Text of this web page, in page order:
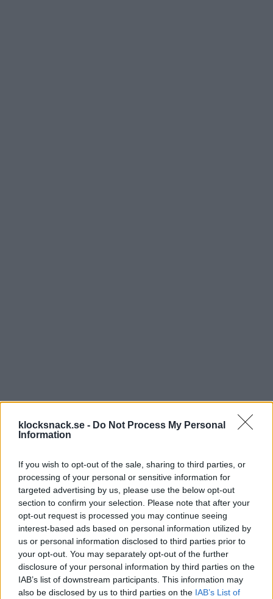
klocksnack.se - Do Not Process My Personal
Information
If you wish to opt-out of the sale, sharing to third parties, or
processing of your personal or sensitive information for
targeted advertising by us, please use the below opt-out
section to confirm your selection. Please note that after your
opt-out request is processed you may continue seeing
interest-based ads based on personal information utilized by
us or personal information disclosed to third parties prior to
your opt-out. You may separately opt-out of the further
disclosure of your personal information by third parties on the
IAB’s list of downstream participants. This information may
also be disclosed by us to third parties on the IAB’s List of